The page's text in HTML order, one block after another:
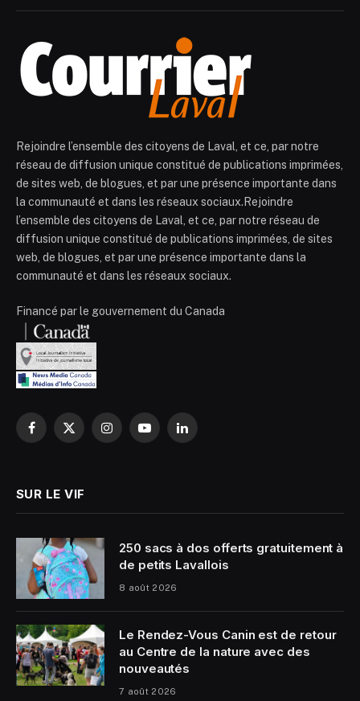
Rejoindre l’ensemble des citoyens de Laval, et ce, par notre
réseau de diffusion unique constitué de publications imprimées,
de sites web, de blogues, et par une présence importante dans
la communauté et dans les réseaux sociaux.Rejoindre
l’ensemble des citoyens de Laval, et ce, par notre réseau de
diffusion unique constitué de publications imprimées, de sites
web, de blogues, et par une présence importante dans la
communauté et dans les réseaux sociaux.
Financé par le gouvernement du Canada
Facebook
X
InstagramYouTubeLinkedIn
SUR LE VIF
250 sacs à dos offerts gratuitement à
de petits Lavallois
8 août 2026
Le Rendez-Vous Canin est de retour
au Centre de la nature avec des
nouveautés
7 août 2026